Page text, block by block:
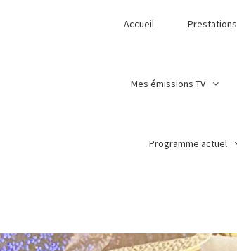
Accueil Prestations
Mes émissions TV
Programme actuel